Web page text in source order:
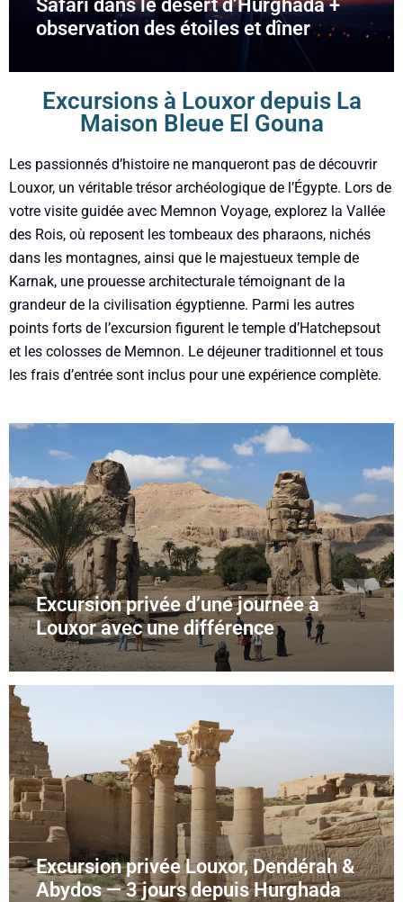
Safari dans le désert d’Hurghada +
observation des étoiles et dîner
Excursions à Louxor depuis La
Maison Bleue El Gouna
Les passionnés d’histoire ne manqueront pas de découvrir
Louxor, un véritable trésor archéologique de l’Égypte. Lors de
votre visite guidée avec Memnon Voyage, explorez la Vallée
des Rois, où reposent les tombeaux des pharaons, nichés
dans les montagnes, ainsi que le majestueux temple de
Karnak, une prouesse architecturale témoignant de la
grandeur de la civilisation égyptienne. Parmi les autres
points forts de l’excursion figurent le temple d’Hatchepsout
et les colosses de Memnon. Le déjeuner traditionnel et tous
les frais d’entrée sont inclus pour une expérience complète.
Excursion privée d’une journée à
Louxor avec une différence
Excursion privée Louxor, Dendérah &
Abydos — 3 jours depuis Hurghada